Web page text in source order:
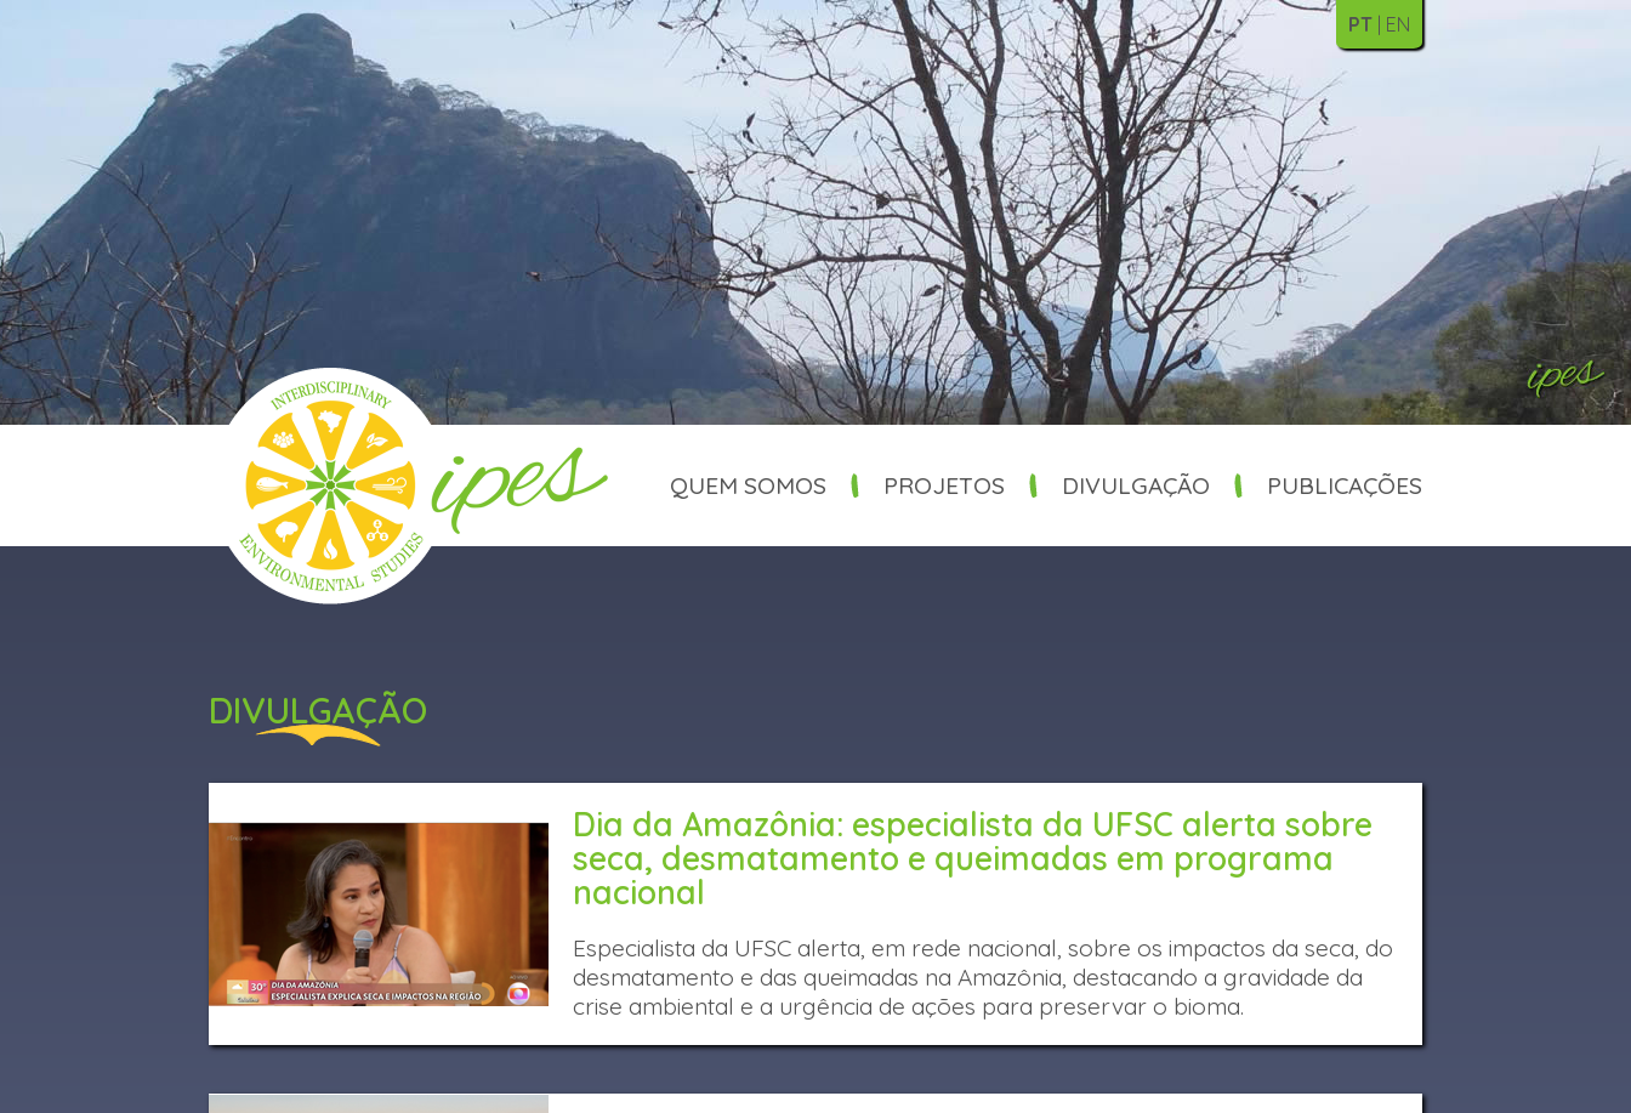
PT EN
QUEM SOMOS PROJETOS DIVULGAÇÃO PUBLICAÇÕES
DIVULGAÇÃO
Dia da Amazônia: especialista da UFSC alerta sobre
seca, desmatamento e queimadas em programa
nacional
Especialista da UFSC alerta, em rede nacional, sobre os impactos da seca, do
desmatamento e das queimadas na Amazônia, destacando a gravidade da
crise ambiental e a urgência de ações para preservar o bioma.